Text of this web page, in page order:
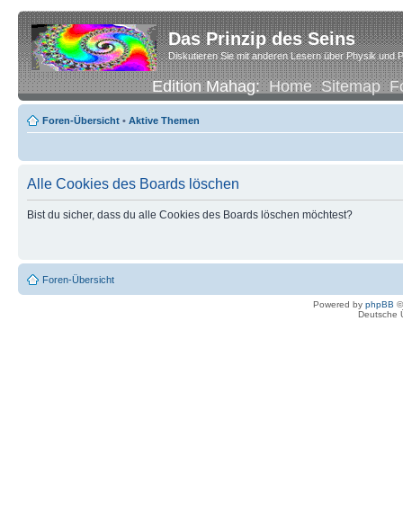
Das Prinzip des Seins
Diskutieren Sie mit anderen Lesern über Physik und
Edition Mahag:Home Sitemap
Foren-Übersicht • Aktive Themen
Alle Cookies des Boards löschen
Bist du sicher, dass du alle Cookies des Boards löschen möchtest?
Foren-Übersicht
Powered by phpBB
Deutsche